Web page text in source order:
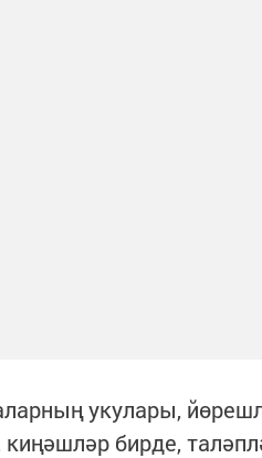
укулары,
бирде,